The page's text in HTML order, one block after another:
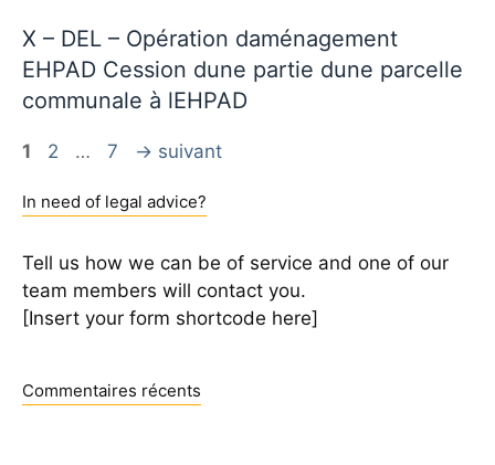
X – DEL – Opération daménagement
EHPAD Cession dune partie dune parcelle
communale à lEHPAD
Page
1 Page
2 … Page
7 → suivant
In need of legal advice?
Tell us how we can be of service and one of our
team members will contact you.
[Insert your form shortcode here]
Commentaires récents